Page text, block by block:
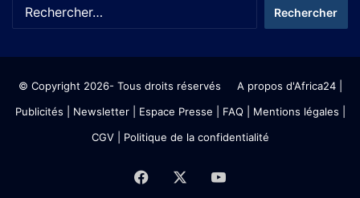
© Copyright 2026- Tous droits réservés A propos d'Africa24|
Publicités
Newsletter| Espace Presse | FAQ | Mentions légales
CGV| Politique de la confidentialité